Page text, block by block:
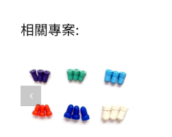
相關專案: